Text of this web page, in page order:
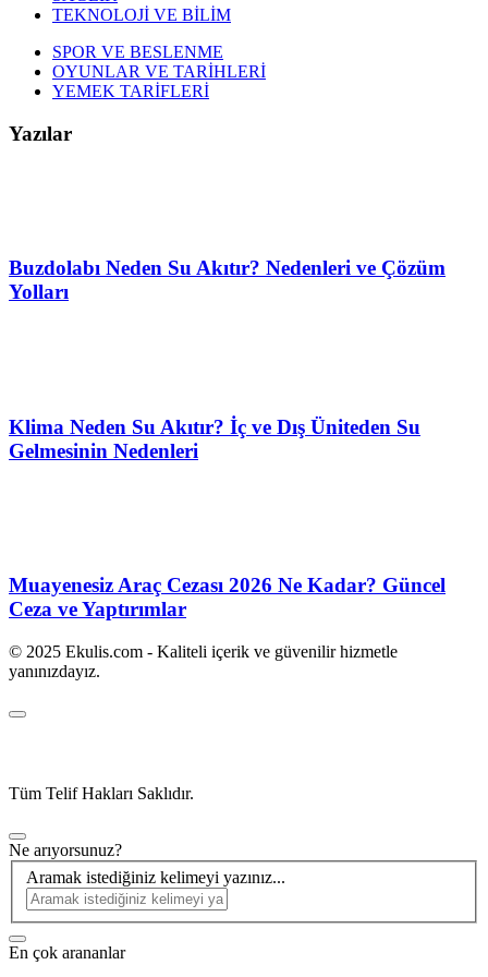
TEKNOLOJİ VE BİLİM
SPOR VE BESLENME
OYUNLAR VE TARİHLERİ
YEMEK TARİFLERİ
Yazılar
Buzdolabı Neden Su Akıtır? Nedenleri ve Çözüm
Yolları
Klima Neden Su Akıtır? İç ve Dış Üniteden Su
Gelmesinin Nedenleri
Muayenesiz Araç Cezası 2026 Ne Kadar? Güncel
Ceza ve Yaptırımlar
© 2025 Ekulis.com - Kaliteli içerik ve güvenilir hizmetle
yanınızdayız.
Tüm Telif Hakları Saklıdır.
Ne arıyorsunuz?
Aramak istediğiniz kelimeyi yazınız...
En çok arananlar